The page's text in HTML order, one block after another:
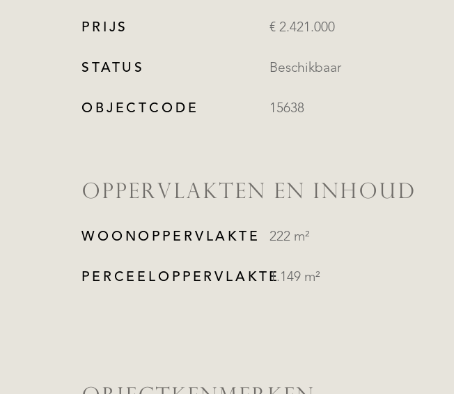
PRIJS € 2.421.000
STATUS Beschikbaar
OBJECTCODE 15638
OPPERVLAKTEN EN INHOUD
WOONOPPERVLAKTE 222 m²
PERCEELOPPERVLAKTE1.149 m²